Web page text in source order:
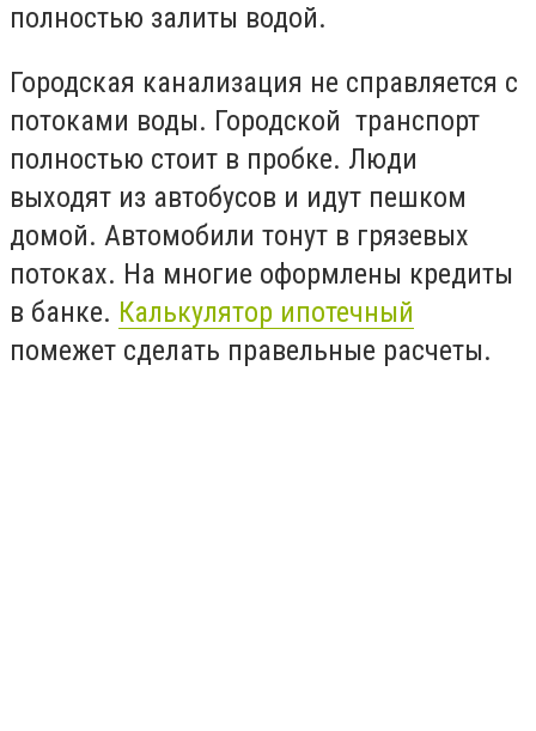
полностью залиты водой.
Городская канализация не справляется с
потоками воды. Городской транспорт
полностью стоит в пробке. Люди
выходят из автобусов и идут пешком
домой. Автомобили тонут в грязевых
потоках. На многие оформлены кредиты
в банке. Калькулятор ипотечный
помежет сделать правельные расчеты.